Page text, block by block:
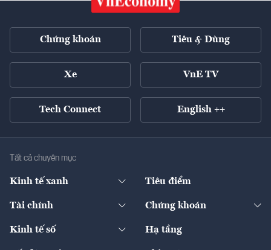
Chứng khoán Tiêu & Dùng
Xe VnE TV
Tech Connect English ++
Tất cả chuyên mục
Kinh tế xanh Tiêu điểm
Tài chính
Ngân hàng
Chứng khoán
Doanh nghiệp niêm yết
Kinh tế số
Sản phẩm - Thị trường
Hạ tầng